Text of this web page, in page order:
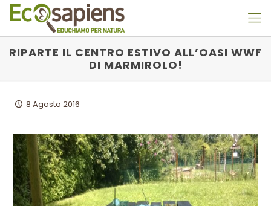
RIPARTE IL CENTRO ESTIVO ALL’OASI WWF
DI MARMIROLO!
8 Agosto 2016